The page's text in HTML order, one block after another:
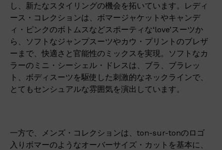
し、新たなスタイリングの機会を拓いています。レディ
ース・コレクションは、ボマージャケットやキャンデ
ィ・ピンクのボトムスなどスポーティな‘love’スーツか
ら、ソフトなジャンプスーツやカウ・プリントのブレザ
ーまで、快適さと官能性のミックスを実現。ソフトなカ
ラーのミニ・シーシェル・ドレスは、ブラ、ブラレッ
ト、ボディスーツを駆使した刺激的なネックラインで、
とてもセンシュアルな雰囲気を演出しています。
一方で、メンズ・コレクションは、ton-sur-tonのロゴ
入りボマーのようなオーバーサイズ・カットを基本に、